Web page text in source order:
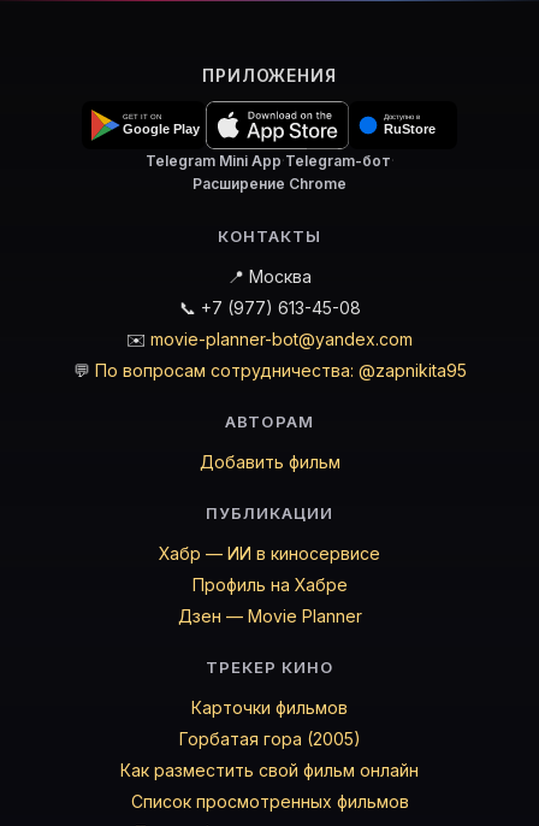
ПРИЛОЖЕНИЯ
Telegram Mini App·Telegram-бот·
Расширение Chrome
КОНТАКТЫ
📍 Москва
📞 +7 (977) 613-45-08
✉️ movie-planner-bot@yandex.com
💬 По вопросам сотрудничества: @zapnikita95
АВТОРАМ
Добавить фильм
ПУБЛИКАЦИИ
Хабр — ИИ в киносервисе
Профиль на Хабре
Дзен — Movie Planner
ТРЕКЕР КИНО
Карточки фильмов
Горбатая гора (2005)
Как разместить свой фильм онлайн
Список просмотренных фильмов